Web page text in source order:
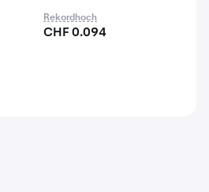
Rekordhoch
CHF 0.094